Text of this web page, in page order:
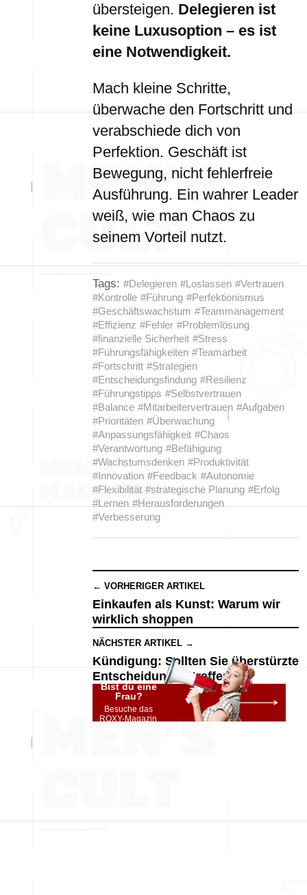
übersteigen. Delegieren ist
keine Luxusoption – es ist
eine Notwendigkeit.
Mach kleine Schritte,
überwache den Fortschritt und
verabschiede dich von
Perfektion. Geschäft ist
Bewegung, nicht fehlerfreie
Ausführung. Ein wahrer Leader
weiß, wie man Chaos zu
seinem Vorteil nutzt.
Tags: #Delegieren #Loslassen #Vertrauen
#Kontrolle #Führung #Perfektionismus
#Geschäftswachstum #Teammanagement
#Effizienz #Fehler #Problemlösung
#finanzielle Sicherheit #Stress
#Führungsfähigkeiten #Teamarbeit
#Fortschritt #Strategien
#Entscheidungsfindung #Resilienz
#Führungstipps #Selbstvertrauen
#Balance #Mitarbeitervertrauen #Aufgaben
#Prioritäten #Überwachung
#Anpassungsfähigkeit #Chaos
#Verantwortung #Befähigung
#Wachstumsdenken #Produktivität
#Innovation #Feedback #Autonomie
#Flexibilität #strategische Planung #Erfolg
#Lernen #Herausforderungen
#Verbesserung
← VORHERIGER ARTIKEL
Einkaufen als Kunst: Warum wir
wirklich shoppen
NÄCHSTER ARTIKEL →
Kündigung: Sollten Sie überstürzte
Entscheidungen treffen?
Bist du eine
Frau?
Besuche das
ROXY-Magazin